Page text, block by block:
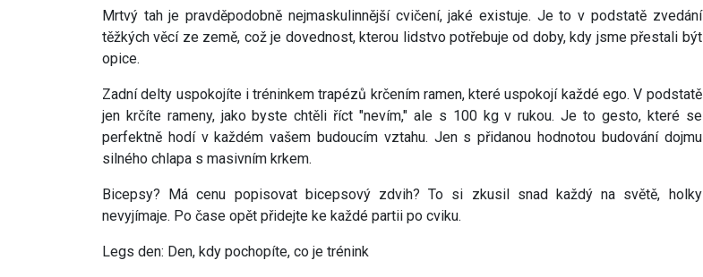
Mrtvý tah je pravděpodobně nejmaskulinnější cvičení, jaké existuje. Je to v podstatě zvedání
těžkých věcí ze země, což je dovednost, kterou lidstvo potřebuje od doby, kdy jsme přestali být
opice.
Zadní delty uspokojíte i tréninkem trapézů krčením ramen, které uspokojí každé ego. V podstatě
jen krčíte rameny, jako byste chtěli říct "nevím," ale s 100 kg v rukou. Je to gesto, které se
perfektně hodí v každém vašem budoucím vztahu. Jen s přidanou hodnotou budování dojmu
silného chlapa s masivním krkem.
Bicepsy? Má cenu popisovat bicepsový zdvih? To si zkusil snad každý na světě, holky
nevyjímaje. Po čase opět přidejte ke každé partii po cviku.
Legs den: Den, kdy pochopíte, co je trénink